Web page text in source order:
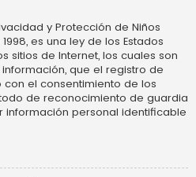
y Protección de Niños
es una ley de los Estados
sitios de Internet, los cuales son
que el registro de
el consentimiento de los
de reconocimiento de guardia
personal identificable